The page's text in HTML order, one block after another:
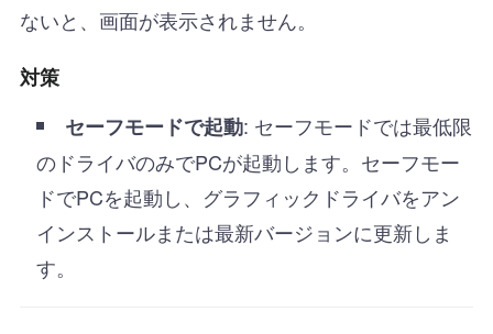
ないと、画面が表示されません。
対策
セーフモードで起動: セーフモードでは最低限
のドライバのみでPCが起動します。セーフモー
ドでPCを起動し、グラフィックドライバをアン
インストールまたは最新バージョンに更新しま
す。